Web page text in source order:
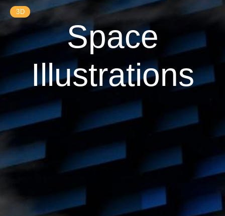
3D
Space
Illustrations